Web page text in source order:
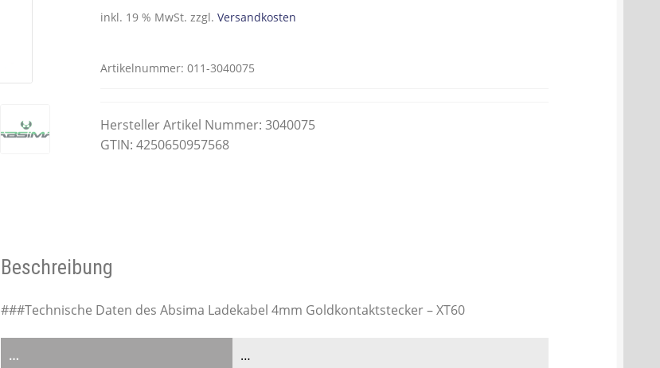
inkl. 19 % MwSt. zzgl. Versandkosten
Hersteller Artikel Nummer: 3040075
GTIN: 4250650957568
Artikelnummer: 011-3040075
Beschreibung
###Technische Daten des Absima Ladekabel 4mm Goldkontaktstecker – XT60
… …